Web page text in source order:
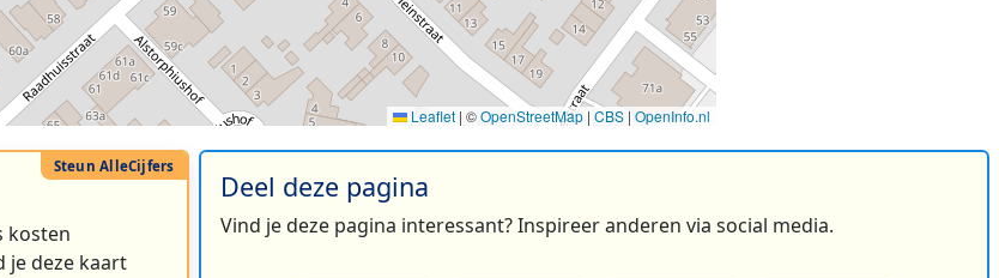
Leaflet | ©OpenStreetMap | CBS | OpenInfo.nl
kosten
je deze kaart
Deel deze pagina
Vind je deze pagina interessant? Inspireer anderen via social media.